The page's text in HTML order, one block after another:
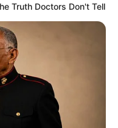
Truth Doctors Don't Tell